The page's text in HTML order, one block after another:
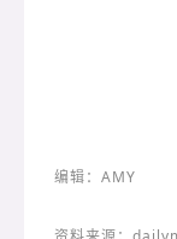
编辑：AMY